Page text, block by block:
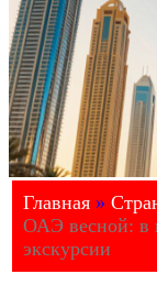
Главная »
ОАЭ весной: в
экскурсии